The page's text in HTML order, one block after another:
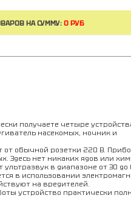
НА СУММУ: 0 РУБ
получаете четыре
насекомых, ночник и
от обычной розетки 220 В.
Здесь нет никаких ядов или
в диапазоне от 30 до
в использовании
на вредителей.
устройство практически